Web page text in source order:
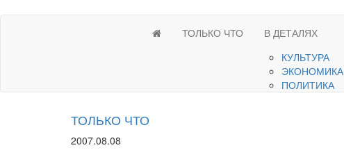
ТОЛЬКО ЧТО
В ДЕТАЛЯХ
КУЛЬТУРА
ЭКОНОМИКА
ПОЛИТИКА
ТОЛЬКО ЧТО
2007.08.08